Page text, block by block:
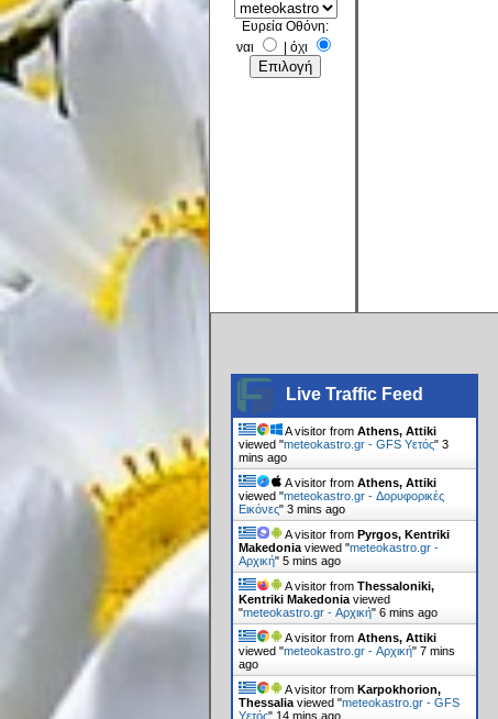
Ευρεία Οθόνη:
ναι
όχι
Live Traffic Feed
A visitor fromAthens, Attiki
viewed "meteokastro.gr - GFS Υετός"3
mins ago
A visitor fromAthens, Attiki
viewed "meteokastro.gr - Δορυφορικές
Εικόνες"3 mins ago
A visitor fromPyrgos, Kentriki
Makedonia viewed "meteokastro.gr -
Αρχική"5 mins ago
A visitor fromThessaloniki,
Kentriki Makedonia viewed
"meteokastro.gr - Αρχική"6 mins ago
A visitor fromAthens, Attiki
viewed "meteokastro.gr - Αρχική"7 mins
ago
A visitor fromKarpokhorion,
Thessalia viewed "meteokastro.gr - GFS
Υετός" 14 mins ago